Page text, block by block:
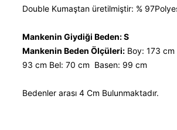
Double Kumaştan üretilmiştir: %
Mankenin Giydiği Beden: S
Mankenin Beden Ölçüleri: Boy: 173 cm
93 cm Bel: 70 cm Basen: 99 cm
Bedenler arası 4 Cm Bulunmaktadır.